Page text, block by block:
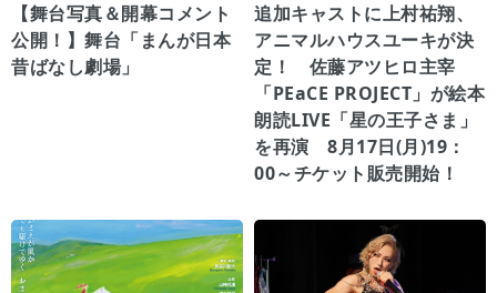
【舞台写真＆開幕コメント
公開！】舞台「まんが日本
昔ばなし劇場」
追加キャストに上村祐翔、
アニマルハウスユーキが決
定！ 佐藤アツヒロ主宰
「PEaCE PROJECT」が絵本
朗読LIVE「星の王子さま」
を再演 8月17日(月)19：
00～チケット販売開始！